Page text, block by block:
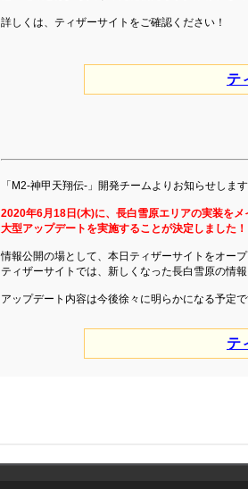
詳しくは、ティザーサイトをご確認ください！
テ
「M2-神甲天翔伝-」開発チームよりお知らせします
2020年6月18日(木)に、長白雪原エリアの実装をメ
大型アップデートを実施することが決定しました！
情報公開の場として、本日ティザーサイトをオープ
ティザーサイトでは、新しくなった長白雪原の情報
アップデート内容は今後徐々に明らかになる予定
テ